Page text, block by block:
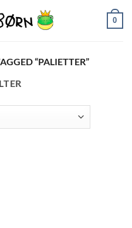
0
“PALIETTER”